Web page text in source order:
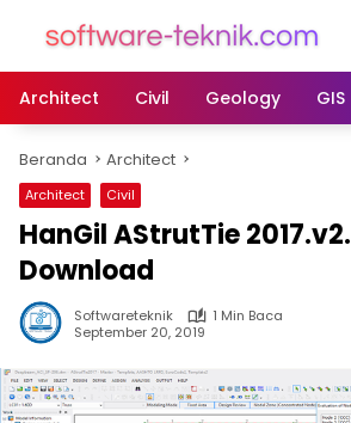
Architect
Civil Geology GIS
Beranda Architect
Architect Civil
HanGil AStrutTie
Download
Softwareteknik
1 Min Baca
September 20, 2019